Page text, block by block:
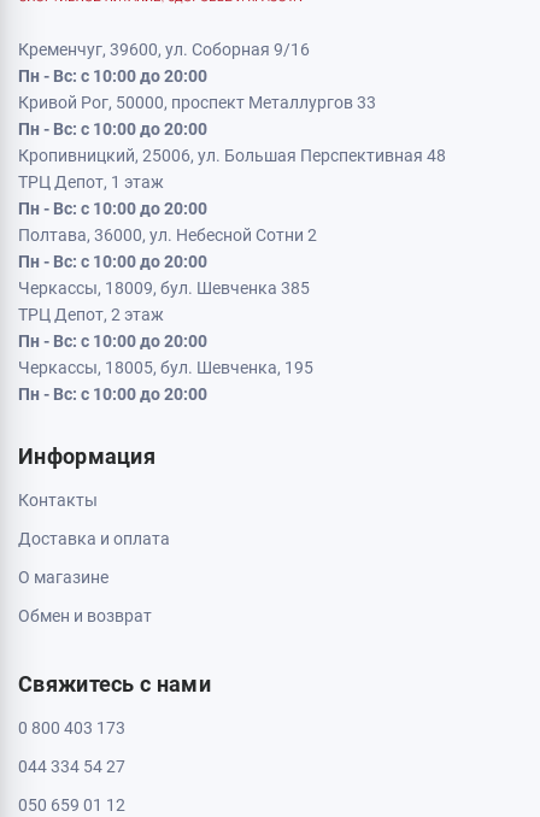
Кременчуг, 39600, ул. Соборная 9/16
Пн - Вс: с 10:00 до 20:00
Кривой Рог, 50000, проспект Металлургов 33
Пн - Вс: с 10:00 до 20:00
Кропивницкий, 25006, ул. Большая Перспективная 48
ТРЦ Депот, 1 этаж
Пн - Вс: с 10:00 до 20:00
Полтава, 36000, ул. Небесной Сотни 2
Пн - Вс: с 10:00 до 20:00
Черкассы, 18009, бул. Шевченка 385
ТРЦ Депот, 2 этаж
Пн - Вс: с 10:00 до 20:00
Черкассы, 18005, бул. Шевченка, 195
Пн - Вс: с 10:00 до 20:00
Информация
Контакты
Доставка и оплата
О магазине
Обмен и возврат
Свяжитесь с нами
0 800 403 173
044 334 54 27
050 659 01 12